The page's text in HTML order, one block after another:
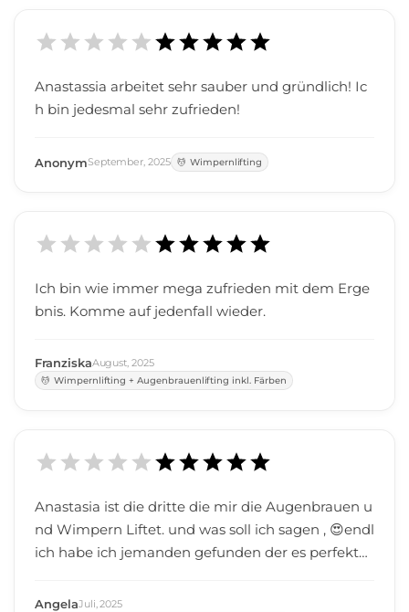
Anastassia arbeitet sehr sauber und gründlich! Ic
h bin jedesmal sehr zufrieden!
AnonymSeptember,2025 Wimpernlifting
Ich bin wie immer mega zufrieden mit dem Erge
bnis. Komme auf jedenfall wieder.
FranziskaAugust ,2025
Wimpernlifting + Augenbrauenlifting inkl. Färben
Anastasia ist die dritte die mir die Augenbrauen u
nd Wimpern Liftet. und was soll ich sagen , 😍endl
ich habe ich jemanden gefunden der es perfekt
n vielen Dank 😚
AngelaJuli ,2025